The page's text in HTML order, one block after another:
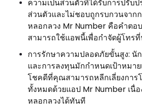
ความเป็นส่วนตัวที่ได้รับการปรับ
ส่วนตัวและไม่ชอบถูกรบกวนจาก
หลอกลวง Mr Number คือคำต
สามารถใช้แอพนี้เพื่อกำจัดผู้โทร
การรักษาความปลอดภัยขั้นสูง: นั
และการลงทุนมักกำหนดเป้าหมา
โชคดีที่คุณสามารถหลีกเลี่ยงการ
ทั้งหมดด้วยแอป Mr Number เนื่
หลอกลวงได้ทันที